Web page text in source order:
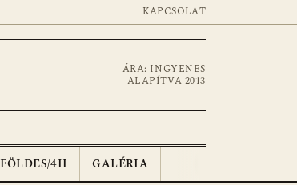
KAPCSOLAT
ÁRA: INGYENES
ALAPÍTVA 2013
FÖLDES/4H GALÉRIA